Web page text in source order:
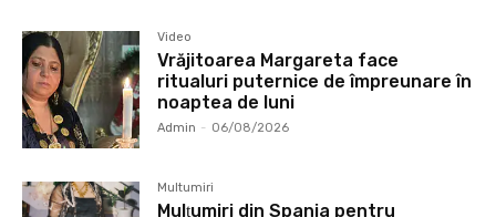
Video
Vrăjitoarea Margareta face
ritualuri puternice de împreunare în
noaptea de luni
Admin - 06/08/2026
Multumiri
Mulţumiri din Spania pentru